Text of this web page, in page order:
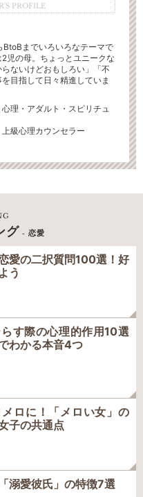
PROFILE
までいろいろなテーマで
児の母。ちょっとユニークな
ないけどおもしろい」「不
目指して日々精進していま
理・アダルト・スピリチュ
上級心理カウンセラー
グ - 恋愛
愛の二択質問100選！好
う
らす際の心理的作用10選
わかる本音4つ
ロに！「メロい女」の
子の共通点
溺愛彼氏」の特徴7選